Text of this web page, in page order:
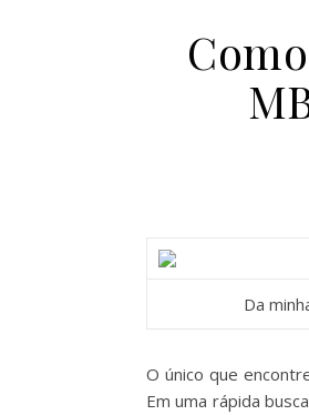
Da
O único que
Em uma rápida